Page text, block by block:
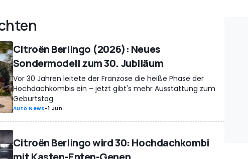
Citroën Berlingo (2026): Neues
Sondermodell zum 30. Jubiläum
Vor 30 Jahren leitete der Franzose die heiße Phase der
Hochdachkombis ein – jetzt gibt's mehr Ausstattung zum
Geburtstag
Auto News-1 Jun.
Citroën Berlingo wird 30: Hochdachkombi